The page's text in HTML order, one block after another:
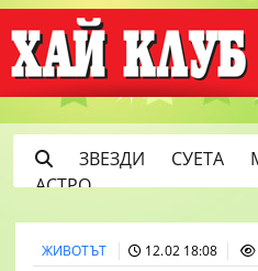
ЗВЕЗДИ СУЕТА
АСТРО
ЖИВОТЪТ 12.02 18:08